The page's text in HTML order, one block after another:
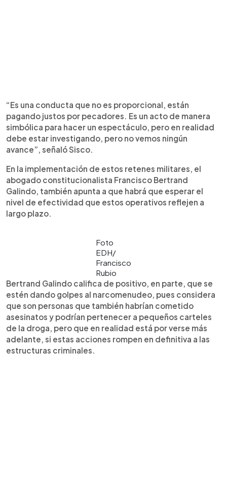
“Es una conducta que no es proporcional, están
pagando justos por pecadores. Es un acto de manera
simbólica para hacer un espectáculo, pero en realidad
debe estar investigando, pero no vemos ningún
avance”, señaló Sisco.
En la implementación de estos retenes militares, el
abogado constitucionalista Francisco Bertrand
Galindo, también apunta a que habrá que esperar el
nivel de efectividad que estos operativos reflejen a
largo plazo.
Foto
EDH/
Francisco
Rubio
Bertrand Galindo califica de positivo, en parte, que se
estén dando golpes al narcomenudeo, pues considera
que son personas que también habrían cometido
asesinatos y podrían pertenecer a pequeños carteles
de la droga, pero que en realidad está por verse más
adelante, si estas acciones rompen en definitiva a las
estructuras criminales.